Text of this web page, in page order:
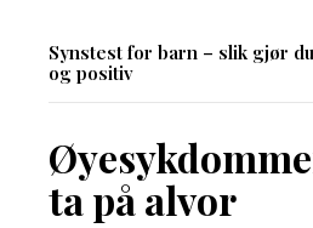
Synstest for barn – slik gjør
og positiv
ta på alvor